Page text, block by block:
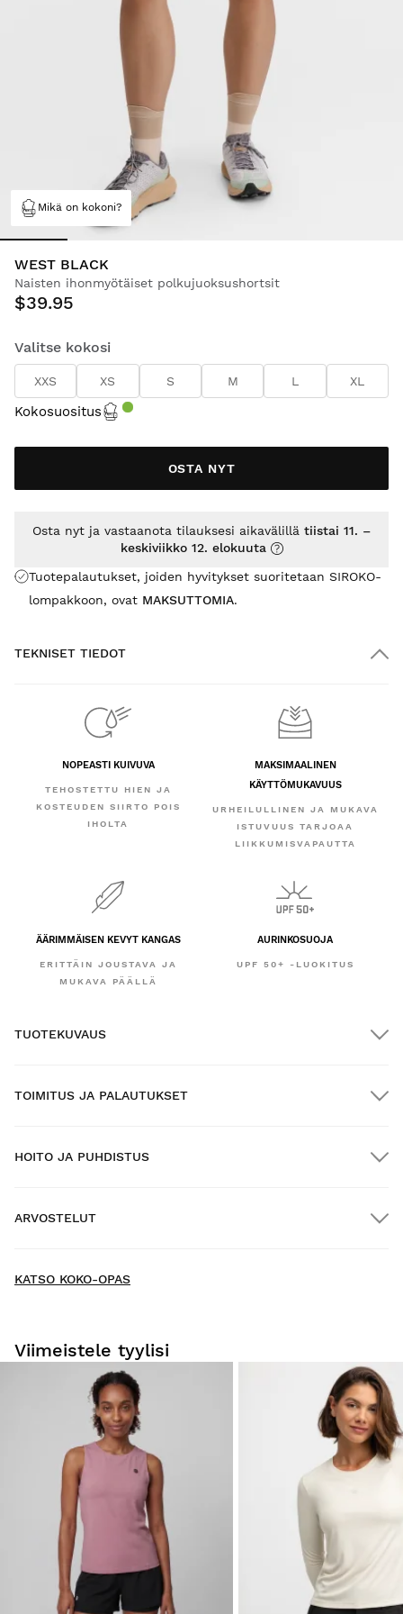
Mikä on kokoni?
WEST BLACK
Naisten ihonmyötäiset polkujuoksushortsit
$39.95
Valitse kokosi
XXS XS S M L XL
Kokosuositus
OSTA NYT
Tuotepalautukset, joiden hyvitykset suoritetaan SIROKO-
lompakkoon, ovat MAKSUTTOMIA.
Osta nyt ja vastaanota tilauksesi aikavälillä tiistai 11. –
keskiviikko 12. elokuuta
TEKNISET TIEDOT
NOPEASTI KUIVUVA
TEHOSTETTU HIEN JA
KOSTEUDEN SIIRTO POIS
IHOLTA
MAKSIMAALINEN
KÄYTTÖMUKAVUUS
URHEILULLINEN JA MUKAVA
ISTUVUUS TARJOAA
LIIKKUMISVAPAUTTA
ÄÄRIMMÄISEN KEVYT KANGAS
ERITTÄIN JOUSTAVA JA
MUKAVA PÄÄLLÄ
AURINKOSUOJA
UPF 50+ -LUOKITUS
TUOTEKUVAUS
TOIMITUS JA PALAUTUKSET
Kotiinkuljetus yli $300.00:n tilauksiin
Kokeile tuotteitamme mukavasti kotona. Sinulla on 30
päivää toimituspäivästä alkaen tehdä palautusilmoitus.
Voit helposti ja nopeasti palauttaa tuotteen tilauksestasi
käyttäjätilisi kautta.
Hyvitys alkuperäiselle maksutavallesi. Alkaen
HOITO JA PUHDISTUS
ARVOSTELUT
KATSO KOKO-OPAS
Viimeistele tyylisi